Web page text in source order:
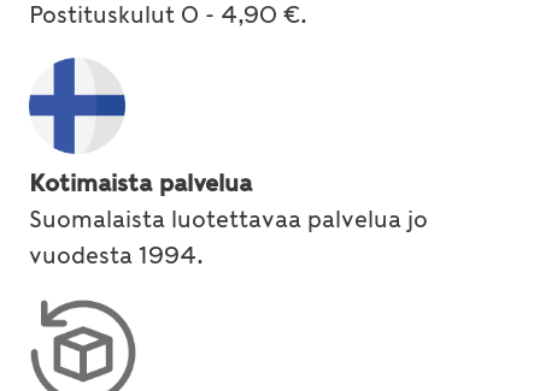
Postituskulut 0 - 4,90 €.
Kotimaista palvelua
Suomalaista luotettavaa palvelua jo
vuodesta 1994.